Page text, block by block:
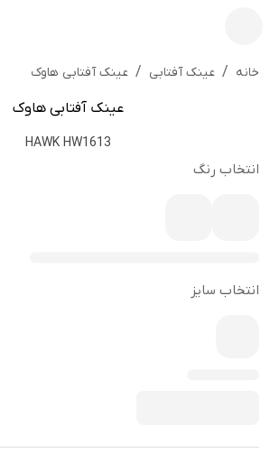
خانه / عینک آفتابی / عینک آفتابی هاوک
عینک آفتابی هاوک
HAWK HW1613
انتخاب رنگ
انتخاب سایز